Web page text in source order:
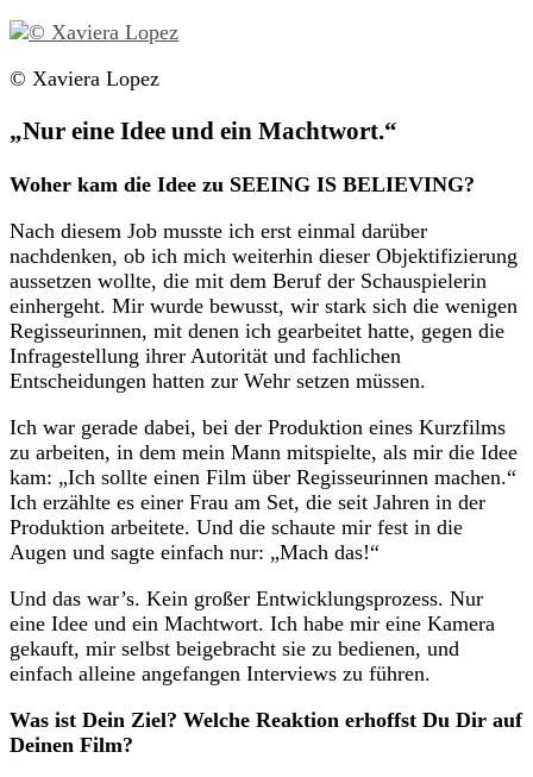
© Xaviera Lopez
„Nur eine Idee und ein Machtwort.“
Woher kam die Idee zu SEEING IS BELIEVING?
Nach diesem Job musste ich erst einmal darüber
nachdenken, ob ich mich weiterhin dieser Objektifizierung
aussetzen wollte, die mit dem Beruf der Schauspielerin
einhergeht. Mir wurde bewusst, wir stark sich die wenigen
Regisseurinnen, mit denen ich gearbeitet hatte, gegen die
Infragestellung ihrer Autorität und fachlichen
Entscheidungen hatten zur Wehr setzen müssen.
Ich war gerade dabei, bei der Produktion eines Kurzfilms
zu arbeiten, in dem mein Mann mitspielte, als mir die Idee
kam: „Ich sollte einen Film über Regisseurinnen machen.“
Ich erzählte es einer Frau am Set, die seit Jahren in der
Produktion arbeitete. Und die schaute mir fest in die
Augen und sagte einfach nur: „Mach das!“
Und das war’s. Kein großer Entwicklungsprozess. Nur
eine Idee und ein Machtwort. Ich habe mir eine Kamera
gekauft, mir selbst beigebracht sie zu bedienen, und
einfach alleine angefangen Interviews zu führen.
Was ist Dein Ziel? Welche Reaktion erhoffst Du Dir auf
Deinen Film?